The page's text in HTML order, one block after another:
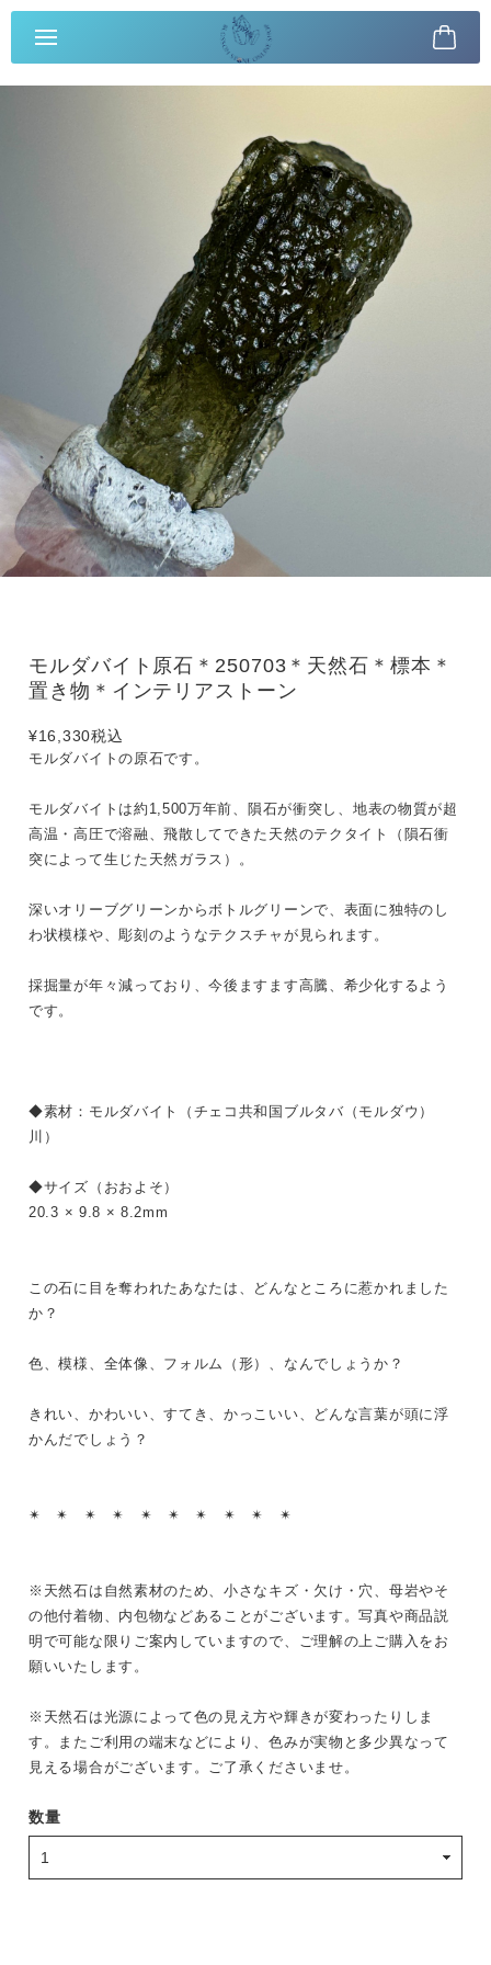
モルダバイト原石＊250703＊天然石＊標本＊
置き物＊インテリアストーン
¥16,330税込
モルダバイトの原石です。
モルダバイトは約1,500万年前、隕石が衝突し、地表の物質が超
高温・高圧で溶融、飛散してできた天然のテクタイト（隕石衝
突によって生じた天然ガラス）。
深いオリーブグリーンからボトルグリーンで、表面に独特のし
わ状模様や、彫刻のようなテクスチャが見られます。
採掘量が年々減っており、今後ますます高騰、希少化するよう
です。
◆素材：モルダバイト（チェコ共和国ブルタバ（モルダウ）
川）
◆サイズ（おおよそ）
20.3 × 9.8 × 8.2mm
この石に目を奪われたあなたは、どんなところに惹かれました
か？
色、模様、全体像、フォルム（形）、なんでしょうか？
きれい、かわいい、すてき、かっこいい、どんな言葉が頭に浮
かんだでしょう？
✴︎ ✴︎ ✴︎ ✴︎ ✴︎ ✴︎ ✴︎ ✴︎ ✴︎ ✴︎
※天然石は自然素材のため、小さなキズ・欠け・穴、母岩やそ
の他付着物、内包物などあることがございます。写真や商品説
明で可能な限りご案内していますので、ご理解の上ご購入をお
願いいたします。
※天然石は光源によって色の見え方や輝きが変わったりしま
す。またご利用の端末などにより、色みが実物と多少異なって
見える場合がございます。ご了承くださいませ。
数量